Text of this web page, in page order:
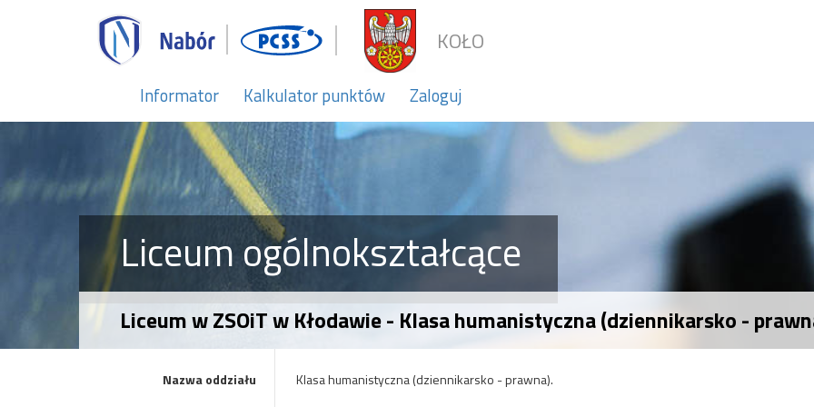
KOŁO
Informator Kalkulator punktów Zaloguj
Liceum ogólnokształcące
Liceum w ZSOiT w Kłodawie - Klasa humanistyczna (dziennikarsko -
Nazwa oddziału Klasa humanistyczna (dziennikarsko - prawna).